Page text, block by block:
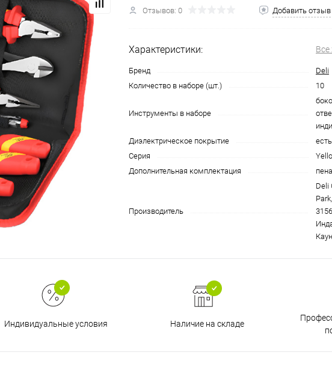
Отзывов: 0 Добавить отзыв
Характеристики: Все
Бренд
Deli
Количество в наборе (шт.)
10
Инструменты в наборе
Диэлектрическое покрытие
есть
Серия
Дополнительная комплектация
Производитель
Deli
Индивидуальные условия Наличие на складе